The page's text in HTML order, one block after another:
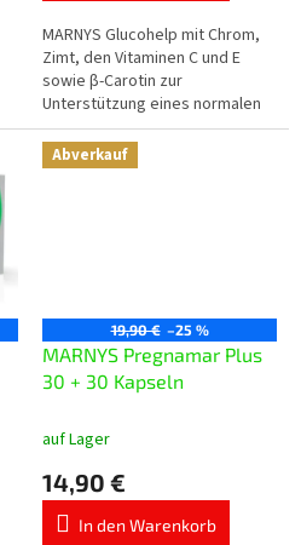
MARNYS Glucohelp mit Chrom,
Zimt, den Vitaminen C und E
sowie β-Carotin zur
Unterstützung eines normalen
Blutzuckerspiegels und des
Nährstoffstoffwechsels.
Abverkauf
19,90 € –25 %
MARNYS Pregnamar Plus
30 + 30 Kapseln
auf Lager
14,90 €
In den Warenkorb